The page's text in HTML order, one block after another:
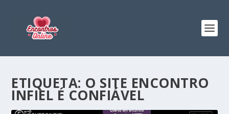
ETIQUETA: O SITE ENCONTRO
INFIEL É CONFIÁVEL